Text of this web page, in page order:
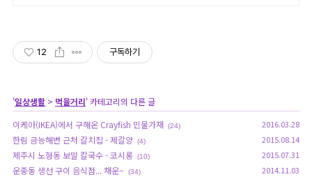
12 구독하기
'일상생활 > 먹을거리' 카테고리의 다른 글
이케아(IKEA)에서 구해온 Crayfish 민물가재 (24) 2016.03.28
한림 금능해변 근처 갈치집 - 제갈양 (4) 2015.08.14
제주시 노형동 보말 칼국수 - 코시롱 (10) 2015.07.31
운중동 생선 구이 음식점... 채운~ (34) 2014.11.03